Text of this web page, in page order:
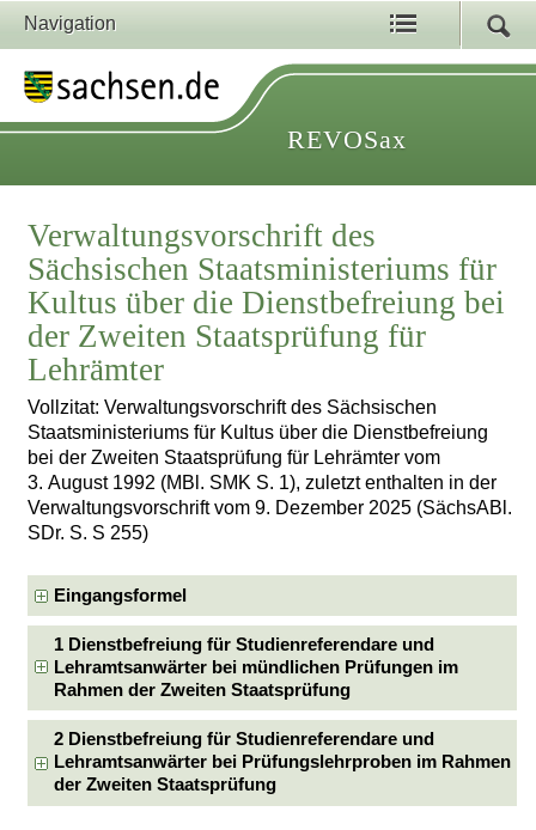
Navigation
REVOSax
Verwaltungsvorschrift des
Sächsischen Staatsministeriums für
Kultus über die Dienstbefreiung bei
der Zweiten Staatsprüfung für
Lehrämter
Vollzitat: Verwaltungsvorschrift des Sächsischen
Staatsministeriums für Kultus über die Dienstbefreiung
bei der Zweiten Staatsprüfung für Lehrämter vom
3. August 1992 (MBl. SMK S. 1), zuletzt enthalten in der
Verwaltungsvorschrift vom 9. Dezember 2025 (SächsABl.
SDr. S. S 255)
Eingangsformel
1 Dienstbefreiung für Studienreferendare und
Lehramtsanwärter bei mündlichen Prüfungen im
Rahmen der Zweiten Staatsprüfung
2 Dienstbefreiung für Studienreferendare und
Lehramtsanwärter bei Prüfungslehrproben im Rahmen
der Zweiten Staatsprüfung